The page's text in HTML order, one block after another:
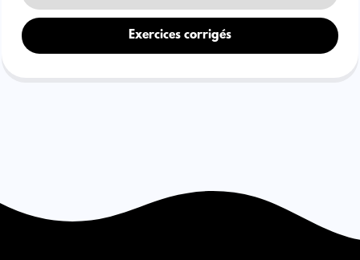
Exercices corrigés